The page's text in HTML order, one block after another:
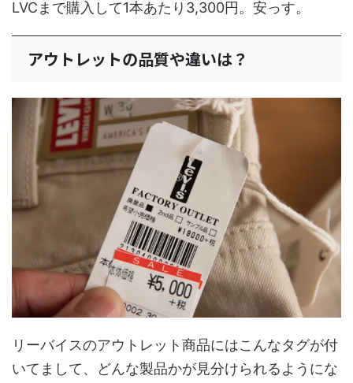
LVCまで購入して1本あたり3,300円。安っす。
アウトレットの品質や違いは？
リーバイスのアウトレット商品にはこんなタグが付
いてまして、どんな製品かが見分けられるようにな